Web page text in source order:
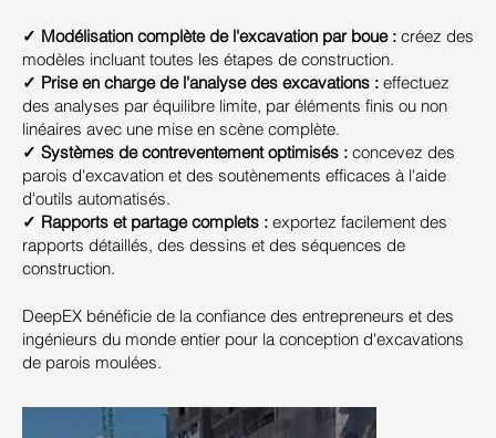
✓ Modélisation complète de l'excavation par boue : créez des
modèles incluant toutes les étapes de construction.
✓ Prise en charge de l'analyse des excavations : effectuez
des analyses par équilibre limite, par éléments finis ou non
linéaires avec une mise en scène complète.
✓ Systèmes de contreventement optimisés : concevez des
parois d'excavation et des soutènements efficaces à l'aide
d'outils automatisés.
✓ Rapports et partage complets : exportez facilement des
rapports détaillés, des dessins et des séquences de
construction.
DeepEX bénéficie de la confiance des entrepreneurs et des
ingénieurs du monde entier pour la conception d'excavations
de parois moulées.